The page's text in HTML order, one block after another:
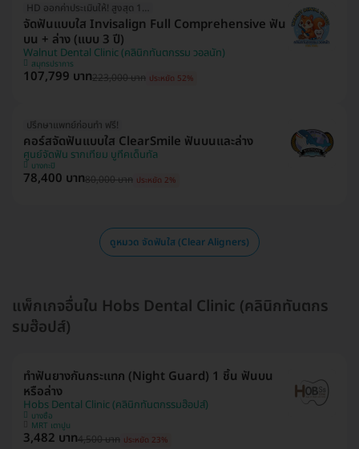
HD ออกค่าประเมินให้! สูงสุด 1500 บ.
จัดฟันแบบใส Invisalign Full Comprehensive ฟัน
บน + ล่าง (แบบ 3 ปี)
Walnut Dental Clinic (คลินิกทันตกรรม วอลนัท)
สมุทรปราการ
107,799 บาท223,000 บาท ประหยัด 52%
ปรึกษาแพทย์ก่อนทำ ฟรี!
คอร์สจัดฟันแบบใส ClearSmile ฟันบนและล่าง
ศูนย์จัดฟัน รากเทียม บูทีคเด็นทัล
บางกะปิ
78,400 บาท80,000 บาท ประหยัด 2%
ดูหมวด จัดฟันใส (Clear Aligners)
แพ็กเกจอื่นใน Hobs Dental Clinic (คลินิกทันตกร
รมฮ๊อปส์)
ทำฟันยางกันกระแทก (Night Guard) 1 ชิ้น ฟันบน
หรือล่าง
Hobs Dental Clinic (คลินิกทันตกรรมฮ๊อปส์)
บางซื่อ
MRT เตาปูน
3,482 บาท4,500 บาท ประหยัด 23%